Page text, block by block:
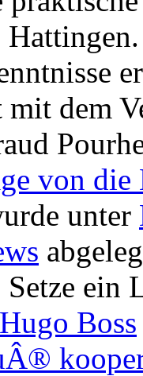
mit dem
von
unter
ein
Boss